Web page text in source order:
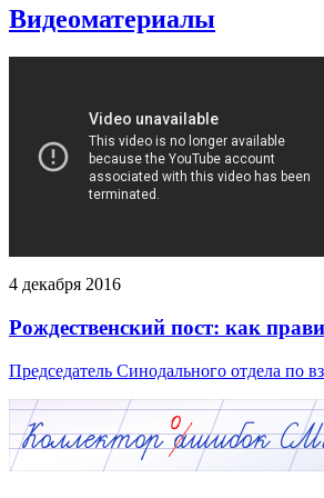
Видеоматериалы
4 декабря 2016
Рождественский пост: как
Председатель Синодального отдела по